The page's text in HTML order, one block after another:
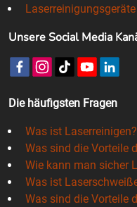
Laserreinigungsgeräte
Unsere Social Media
Die häufigsten Fragen
Was ist Laserreinigen?
Was sind die Vorteile
Wie kann man sicher
Was ist
Was sind die Vorteile